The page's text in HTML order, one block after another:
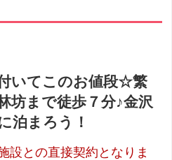
いてこのお値段☆繁
坊まで徒歩７分♪金沢
泊まろう！
設との直接契約となりま